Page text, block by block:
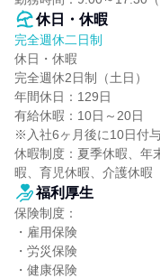
休日・休暇
完全週休二日制
休日・休暇
完全週休2日制（土日）
年間休日：129日
有給休暇：10日～20日
※入社6ヶ月後に10日付
休暇制度：夏季休暇、年
暇、育児休暇、介護休暇
福利厚生
保険制度：
・雇用保険
・労災保険
・健康保険